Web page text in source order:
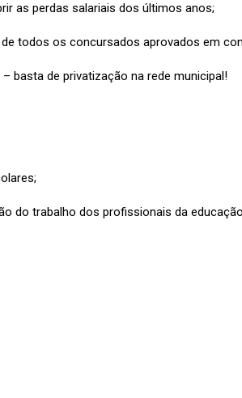
as perdas salariais dos últimos anos;
todos os concursados aprovados em
basta de privatização na rede municipal!
do trabalho dos profissionais da